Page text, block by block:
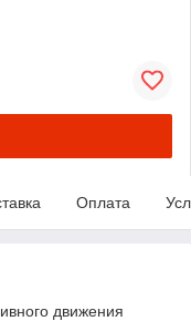
Оплата
движения